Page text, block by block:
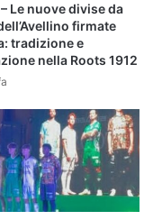
Le nuove divise da
firmate
tradizione e
nella Roots 1912